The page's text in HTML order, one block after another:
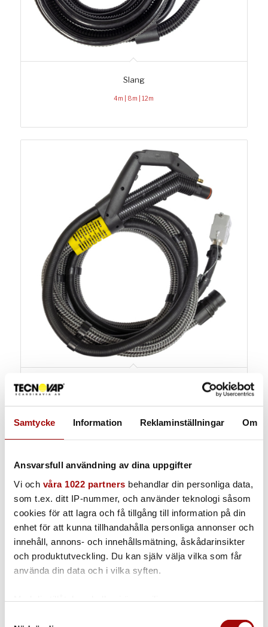
Samtycke Information Reklaminställningar Om
Ansvarsfull användning av dina uppgifter
Vi och våra 1022 partners behandlar din personliga data,
som t.ex. ditt IP-nummer, och använder teknologi såsom
cookies för att lagra och få tillgång till information på din
enhet för att kunna tillhandahålla personliga annonser och
innehåll, annons- och innehållsmätning, åskådarinsikter
och produktutveckling. Du kan själv välja vilka som får
använda din data och i vilka syften.
Slang
4m | 8m | 12m